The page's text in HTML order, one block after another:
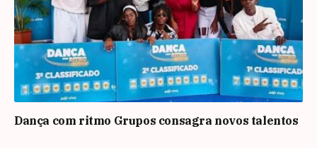
Dança com ritmo Grupos consagra novos talentos